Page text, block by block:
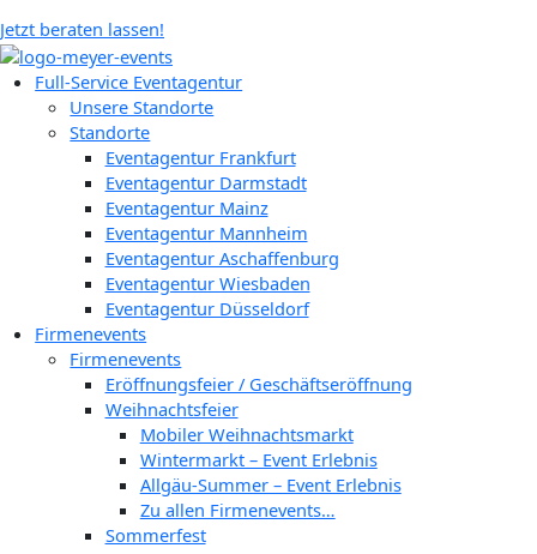
Jetzt beraten lassen!
Full-Service Eventagentur
Unsere Standorte
Standorte
Eventagentur Frankfurt
Eventagentur Darmstadt
Eventagentur Mainz
Eventagentur Mannheim
Eventagentur Aschaffenburg
Eventagentur Wiesbaden
Eventagentur Düsseldorf
Firmenevents
Firmenevents
Eröffnungsfeier / Geschäftseröffnung
Weihnachtsfeier
Mobiler Weihnachtsmarkt
Wintermarkt – Event Erlebnis
Allgäu-Summer – Event Erlebnis
Zu allen Firmenevents…
Sommerfest